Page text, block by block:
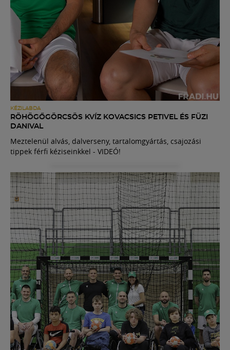
KÉZILABDA
RÖHÖGŐGÖRCSÖS KVÍZ KOVACSICS PETIVEL ÉS FÜZI
DANIVAL
Meztelenül alvás, dalverseny, tartalomgyártás, csajozási
tippek férfi kéziseinkkel - VIDEÓ!